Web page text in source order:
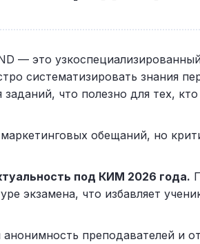
— это
систематизировать знания
что полезно для тех,
обещаний, но
под КИМ 2026 года.
экзамена, что избавляет
преподавателей и